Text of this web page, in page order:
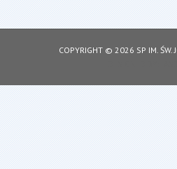
COPYRIGHT © 2026 SP IM. ŚW.